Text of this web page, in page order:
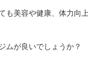
も美容や健康、体力向
ムが良いでしょうか？